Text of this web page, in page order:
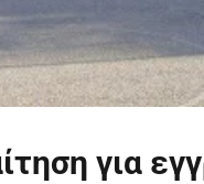
για